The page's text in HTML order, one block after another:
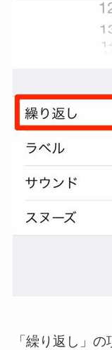
「繰り返し」